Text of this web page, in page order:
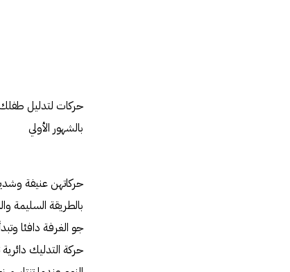
حركات لتدليل
بالشهور الأولي
حركاتهن عنيفة
بالطريقة السليمة
جو الغرفة دافئا
حركة التدليك